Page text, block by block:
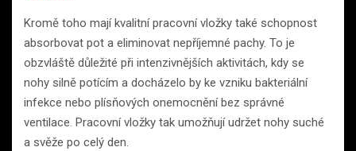
Kromě toho mají kvalitní pracovní vložky také schopnost
absorbovat pot a eliminovat nepříjemné pachy. To je
obzvláště důležité při intenzivnějších aktivitách, kdy se
nohy silně potícím a docházelo by ke vzniku bakteriální
infekce nebo plísňových onemocnění bez správné
ventilace. Pracovní vložky tak umožňují udržet nohy suché
a svěže po celý den.